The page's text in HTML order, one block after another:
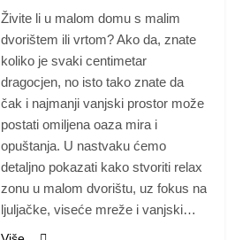
Živite li u malom domu s malim
dvorištem ili vrtom? Ako da, znate
koliko je svaki centimetar
dragocjen, no isto tako znate da
čak i najmanji vanjski prostor može
postati omiljena oaza mira i
opuštanja. U nastvaku ćemo
detaljno pokazati kako stvoriti relax
zonu u malom dvorištu, uz fokus na
ljuljačke, viseće mreže i vanjski…